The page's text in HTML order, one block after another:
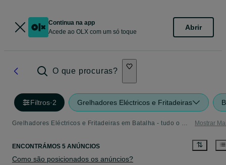
Continua na app
Acede ao OLX com um só toque
Abrir
O que procuras?
Filtros·2 Grelhadores Eléctricos e Fritadeiras
Grelhadores Eléctricos e Fritadeiras em Batalha - tudo o que precisa Mostrar
ENCONTRÁMOS 5 ANÚNCIOS
Como são posicionados os anúncios?